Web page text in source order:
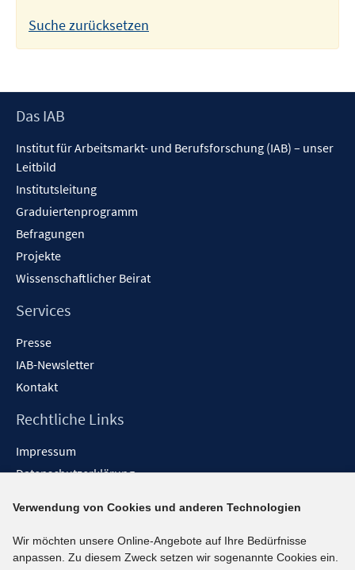
Suche zurücksetzen
Footer
Das IAB
Institut für Arbeitsmarkt- und Berufsforschung (IAB) – unser
Leitbild
Institutsleitung
Graduiertenprogramm
Befragungen
Projekte
Wissenschaftlicher Beirat
Services
Presse
IAB-Newsletter
Kontakt
Rechtliche Links
Impressum
Datenschutzerklärung
Barrieren melden
Social-Media-Kanäle
Verwendung von Cookies und anderen Technologien
Wir möchten unsere Online-Angebote auf Ihre Bedürfnisse
anpassen. Zu diesem Zweck setzen wir sogenannte Cookies ein.